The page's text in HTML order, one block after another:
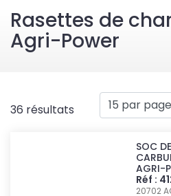
Rasettes de
Agri-Power
36 résultats
SOC
AGRI-
Réf :
20702